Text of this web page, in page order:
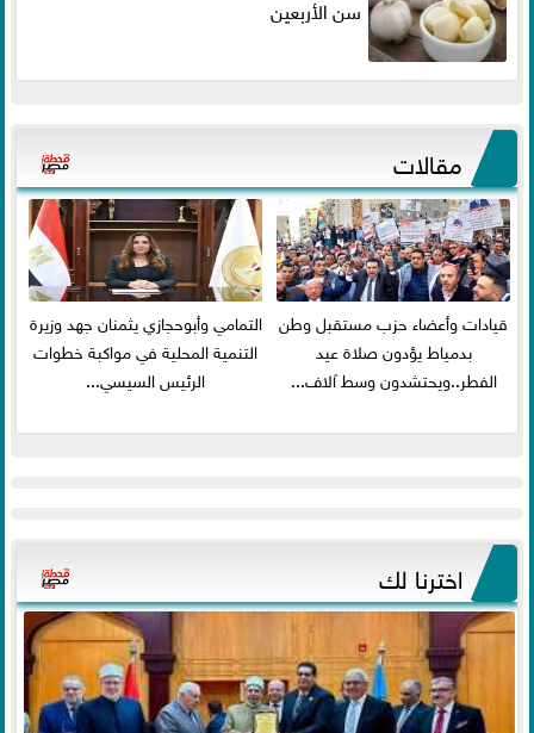
سن الأربعين
مقالات
قيادات وأعضاء حزب مستقبل وطن
بدمياط يؤدون صلاة عيد
الفطر..ويحتشدون وسط آلاف...
التمامي وأبوحجازي يثمنان جهد وزيرة
التنمية المحلية في مواكبة خطوات
الرئيس السيسي...
اخترنا لك